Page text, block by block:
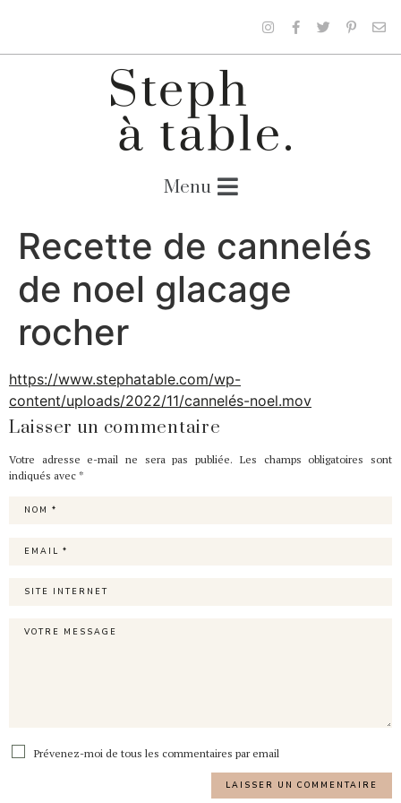
Recette de cannelés
de noel glacage
rocher
https://www.stephatable.com/wp-
content/uploads/2022/11/cannelés-noel.mov
Laisser un commentaire
Votre adresse e-mail ne sera pas publiée. Les champs obligatoires sont
indiqués avec *
Prévenez-moi de tous les commentaires par email